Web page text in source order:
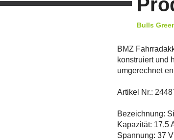
Bulls
BMZ
konstruiert und
umgerechnet
Artikel Nr.:
Bezeichnung:
Kapazität: 17,5
Spannung: 37 V